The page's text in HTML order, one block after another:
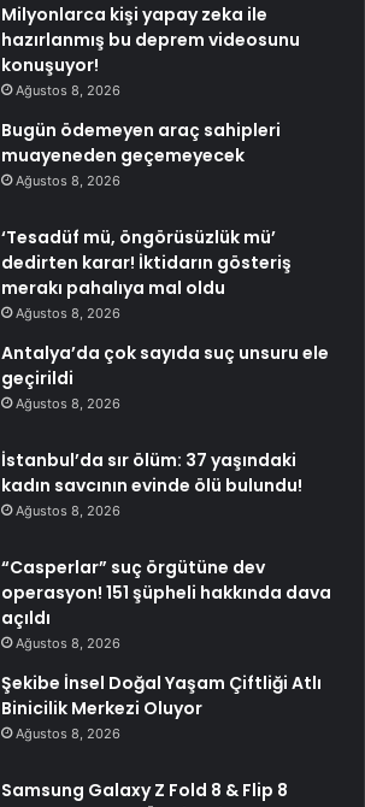
Milyonlarca kişi yapay zeka ile
hazırlanmış bu deprem videosunu
konuşuyor!
Ağustos 8, 2026
Bugün ödemeyen araç sahipleri
muayeneden geçemeyecek
Ağustos 8, 2026
‘Tesadüf mü, öngörüsüzlük mü’
dedirten karar! İktidarın gösteriş
merakı pahalıya mal oldu
Ağustos 8, 2026
Antalya’da çok sayıda suç unsuru ele
geçirildi
Ağustos 8, 2026
İstanbul’da sır ölüm: 37 yaşındaki
kadın savcının evinde ölü bulundu!
Ağustos 8, 2026
“Casperlar” suç örgütüne dev
operasyon! 151 şüpheli hakkında dava
açıldı
Ağustos 8, 2026
Şekibe İnsel Doğal Yaşam Çiftliği Atlı
Binicilik Merkezi Oluyor
Ağustos 8, 2026
Samsung Galaxy Z Fold 8 & Flip 8